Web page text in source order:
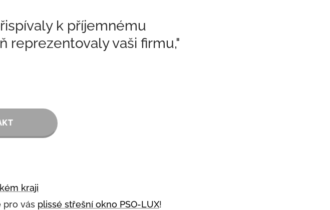
k příjemnému
reprezentovaly vaši firmu,"
kraji
pro vás plissé střešní okno PSO-LUX!